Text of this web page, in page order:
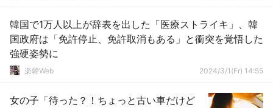
韓国で1万人以上が辞表を出した「医療ストライキ」、韓
国政府は「免許停止、免許取消もある」と衝突を覚悟した
強硬姿勢に
楽韓Web 2024/3/1(Fr) 14:55
女の子「待った？！ちょっと古い車だけど